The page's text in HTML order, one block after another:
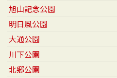
旭山記念公園
明日風公園
大通公園
川下公園
北郷公園